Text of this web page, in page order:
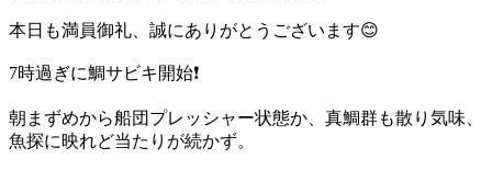
本日も満員御礼、誠にありがとうございます😊
7時過ぎに鯛サビキ開始❗️
朝まずめから船団プレッシャー状態か、真鯛群も散り気味、
魚探に映れど当たりが続かず。